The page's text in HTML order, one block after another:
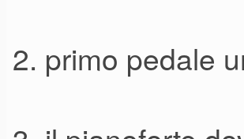
2. primo pedale